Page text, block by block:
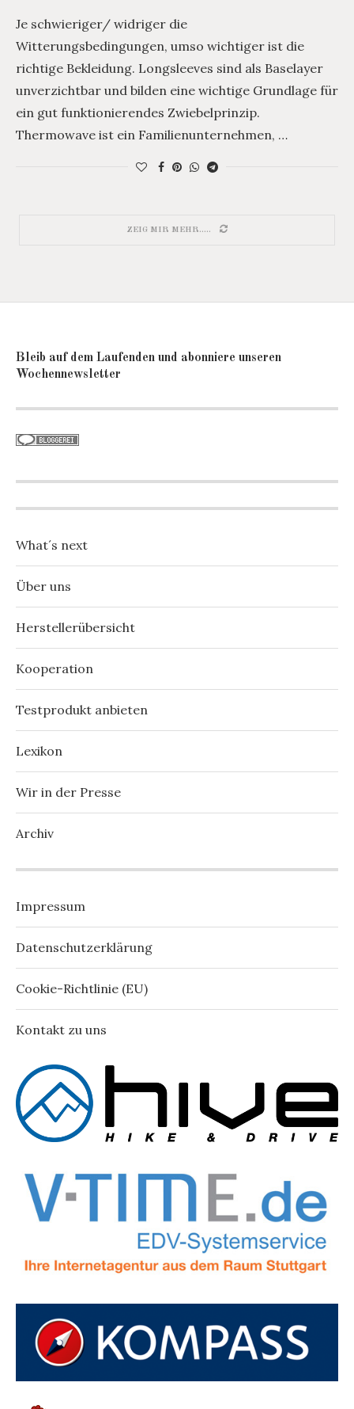
Je schwieriger/ widriger die
Witterungsbedingungen, umso wichtiger ist die
richtige Bekleidung. Longsleeves sind als Baselayer
unverzichtbar und bilden eine wichtige Grundlage für
ein gut funktionierendes Zwiebelprinzip.
Thermowave ist ein Familienunternehmen, …
ZEIG MIR MEHR.....
Bleib auf dem Laufenden und abonniere unseren
Wochennewsletter
What´s next
Über uns
Herstellerübersicht
Kooperation
Testprodukt anbieten
Lexikon
Wir in der Presse
Archiv
Impressum
Datenschutzerklärung
Cookie-Richtlinie (EU)
Kontakt zu uns